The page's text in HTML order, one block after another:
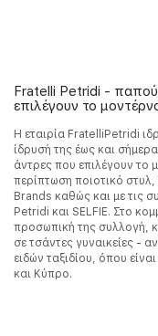
Fratelli Petridi -
επιλέγουν το
Η εταιρία FratelliPetridi
ίδρυσή της έως και
άντρες που επιλέγουν το
περίπτωση ποιοτικό
Brands καθώς και με τις
Petridi και SELFIE. Στο
προσωπική της συλλογή,
σε τσάντες γυναικείες -
ειδών ταξιδίου, όπου
και Κύπρο.